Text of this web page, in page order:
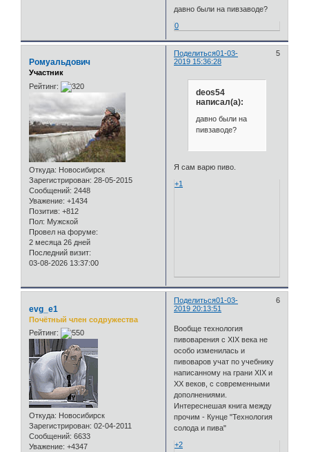
давно были на пивзаводе?
0
Поделиться 5
01-03-
2019 15:36:28
Ромуальдович
Участник
Рейтинг:
Откуда: Новосибирск
Зарегистрирован: 28-05-2015
Сообщений: 2448
Уважение: +1434
Позитив: +812
Пол: Мужской
Провел на форуме:
2 месяца 26 дней
Последний визит:
03-08-2026 13:37:00
deos54
написал(а):
давно были на
пивзаводе?
Я сам варю пиво.
+1
Поделиться 6
01-03-
2019 20:13:51
evg_e1
Почётный член содружества
Рейтинг:
Откуда: Новосибирск
Зарегистрирован: 02-04-2011
Сообщений: 6633
Уважение: +4347
Вообще технология
пивоварения с XIX века не
особо изменилась и
пивоваров учат по учебнику
написанному на грани XIX и
XX веков, с современными
дополнениями.
Интереснешая книга между
прочим - Кунце "Технология
солода и пива"
+2